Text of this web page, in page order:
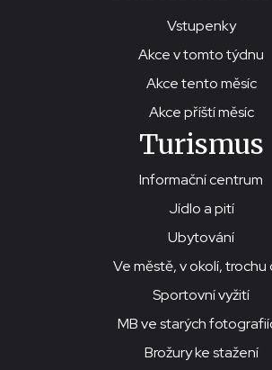
Vstupenky
Akce v tomto týdnu
Akce tento měsíc
Akce příští měsíc
Turismus
Informační centrum
Jídlo a pití
Ubytování
Ve městě, v okolí, trochu
Sportovní vyžití
MB ve starých
Brožury ke stažení